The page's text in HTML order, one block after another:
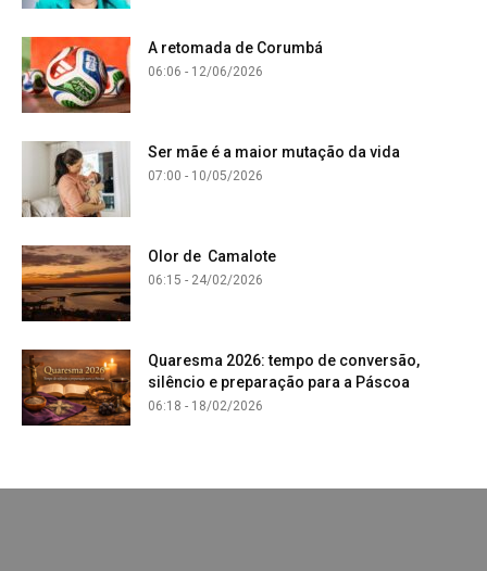
A retomada de Corumbá
06:06 - 12/06/2026
Ser mãe é a maior mutação da vida
07:00 - 10/05/2026
Olor de Camalote
06:15 - 24/02/2026
Quaresma 2026: tempo de conversão,
silêncio e preparação para a Páscoa
06:18 - 18/02/2026